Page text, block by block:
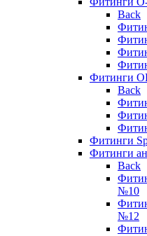
Back
Фитинги
Back
Фитинги
Фитинги
Back
№10
№12